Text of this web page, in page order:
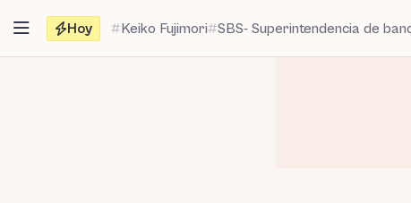
contenido
Hoy Keiko Fujimori SBS- Superintendencia de